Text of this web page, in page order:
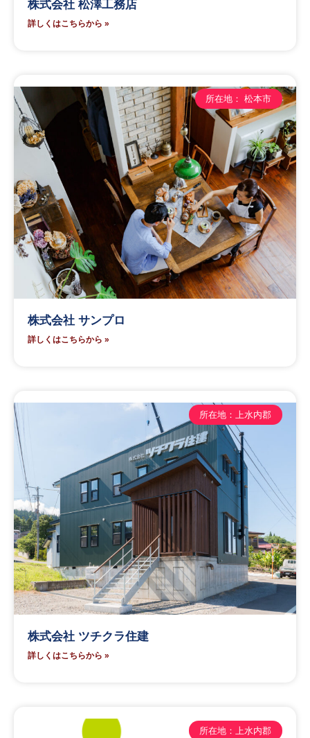
株式会社 松澤工務店
詳しくはこちらから »
所在地： 松本市
株式会社 サンプロ
詳しくはこちらから »
所在地：上水内郡
株式会社 ツチクラ住建
詳しくはこちらから »
所在地：上水内郡